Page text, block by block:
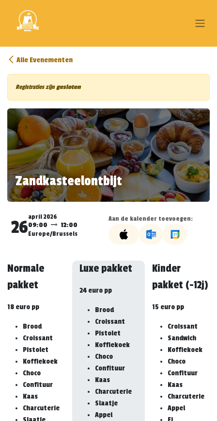
Alle Evenementen
Registraties zijngesloten
Zandkasteelontbijt
26april 2026
09:00
12:00
Europe/Brussels
Aan de kalender toevoegen:
Normale
pakket
18 euro pp
Brood
Croissant
Pistolet
Koffiekoek
Choco
Confituur
Kaas
Charcuterie
Luxe pakket
24 euro pp
Brood
Croissant
Pistolet
Koffiekoek
Choco
Confituur
Kaas
Charcuterie
Slaatje
Appel
Kinder
pakket (-12j)
15 euro pp
Croissant
Sandwich
Koffiekoek
Choco
Confituur
Kaas
Charcuterie
Appel